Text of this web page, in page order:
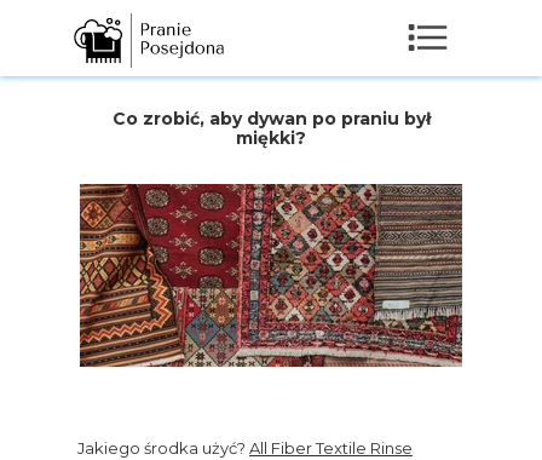
Co zrobić, aby dywan po praniu był
miękki?
Jakiego środka użyć? All Fiber Textile Rinse